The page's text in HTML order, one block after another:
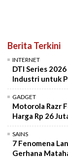
Berita Terkini
INTERNET
DTI Series
Industri untuk
GADGET
Motorola Razr
Harga Rp 26
SAINS
7 Fenomena
Gerhana